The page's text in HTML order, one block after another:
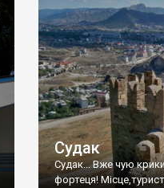
Судак
Судак... Вже чую
фортеця!